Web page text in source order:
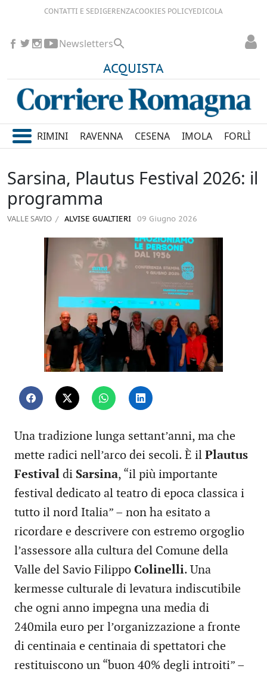
CONTATTI E SEDIGERENZACOOKIES POLICYEDICOLA
ACQUISTA
Newsletters
RIMINI RAVENNA CESENA IMOLA FORLÌ
Sarsina, Plautus Festival 2026: il
programma
VALLE SAVIO ALVISE GUALTIERI 09 Giugno 2026
Una tradizione lunga settant’anni, ma che
mette radici nell’arco dei secoli. È il Plautus
Festival di Sarsina, “il più importante
festival dedicato al teatro di epoca classica i
tutto il nord Italia” – non ha esitato a
ricordare e descrivere con estremo orgoglio
l’assessore alla cultura del Comune della
Valle del Savio Filippo Colinelli. Una
kermesse culturale di levatura indiscutibile
che ogni anno impegna una media di
240mila euro per l’organizzazione a fronte
di centinaia e centinaia di spettatori che
restituiscono un “buon 40% degli introiti” –